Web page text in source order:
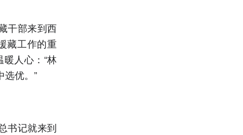
干部来到西
藏工作的重
人心：“林
选优。”
书记就来到